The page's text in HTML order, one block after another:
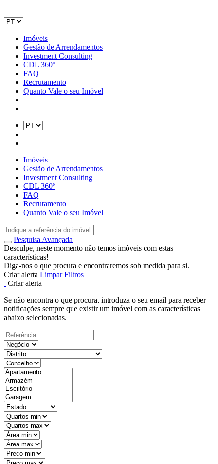
Imóveis
Gestão de Arrendamentos
Investment Consulting
CDL 360º
FAQ
Recrutamento
Quanto Vale o seu Imóvel
Imóveis
Gestão de Arrendamentos
Investment Consulting
CDL 360º
FAQ
Recrutamento
Quanto Vale o seu Imóvel
Pesquisa Avançada
Desculpe, neste momento não temos imóveis com estas
características!
Diga-nos o que procura e encontraremos sob medida para si.
Criar alerta Limpar Filtros
Criar alerta
Se não encontra o que procura, introduza o seu email para receber
notificações sempre que existir um imóvel com as características
abaixo selecionadas.